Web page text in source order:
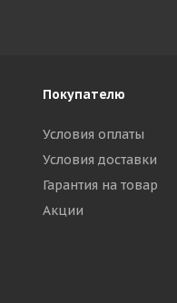
Покупателю
Условия оплаты
Условия доставки
Гарантия на товар
Акции